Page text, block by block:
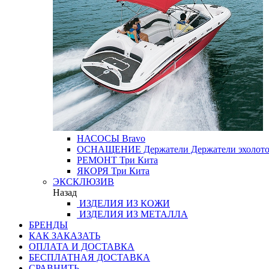
НАСОСЫ Bravo
ОСНАЩЕНИЕ Держатели Держатели
РЕМОНТ Три Кита
ЯКОРЯ Три Кита
ЭКСКЛЮЗИВ
Назад
ИЗДЕЛИЯ ИЗ КОЖИ
ИЗДЕЛИЯ ИЗ МЕТАЛЛА
БРЕНДЫ
КАК ЗАКАЗАТЬ
ОПЛАТА И ДОСТАВКА
БЕСПЛАТНАЯ ДОСТАВКА